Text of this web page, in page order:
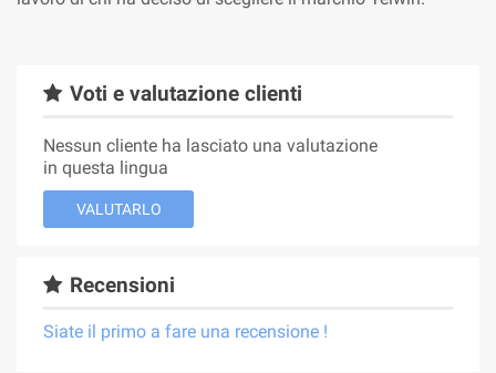
Voti e valutazione clienti
Nessun cliente ha lasciato una valutazione
in questa lingua
VALUTARLO
Recensioni
Siate il primo a fare una recensione !